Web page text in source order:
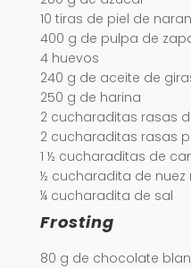
10 tiras de piel de
400 g de pulpa de
4 huevos
240 g de aceite de
250 g de harina
2 cucharaditas rasas
2 cucharaditas rasas
1 ½ cucharaditas de
½ cucharadita de
¼ cucharadita de sal
Frosting
80 g de chocolate